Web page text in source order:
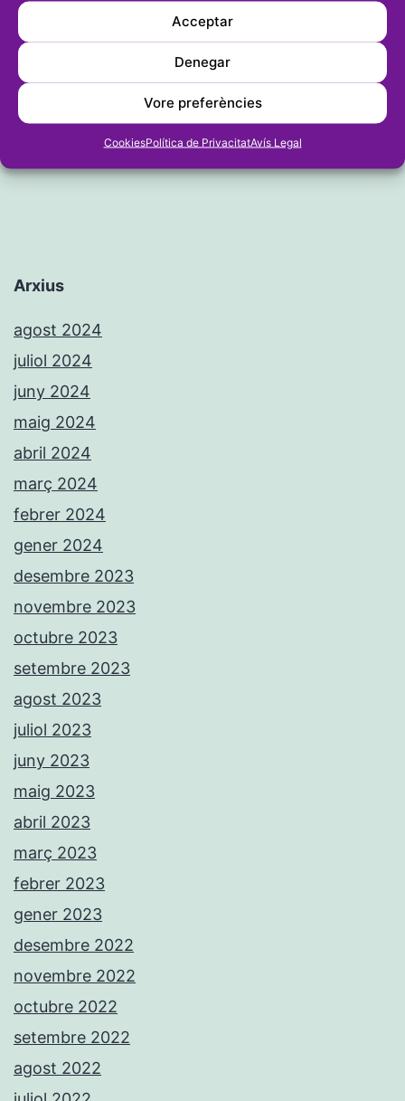
Acceptar
Denegar
Vore preferències
CookiesPolítica de PrivacitatAvís Legal
Calp i Xàbia juguen partits vitals
davant rivals directes i el Dénia
necessita sumar per no patir
Arxius
agost 2024
juliol 2024
juny 2024
maig 2024
abril 2024
març 2024
febrer 2024
gener 2024
desembre 2023
novembre 2023
octubre 2023
setembre 2023
agost 2023
juliol 2023
juny 2023
maig 2023
abril 2023
març 2023
febrer 2023
gener 2023
desembre 2022
novembre 2022
octubre 2022
setembre 2022
agost 2022